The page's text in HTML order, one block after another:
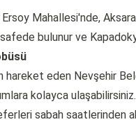
Mahallesi'nde,
bulunur ve
hareket eden Nevşehir
kolayca ulaşabilirsiniz.
sabah saatlerinden